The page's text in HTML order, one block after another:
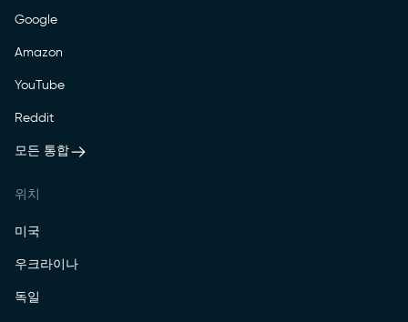
Google
Amazon
YouTube
Reddit
모든 통합
위치
미국
우크라이나
독일